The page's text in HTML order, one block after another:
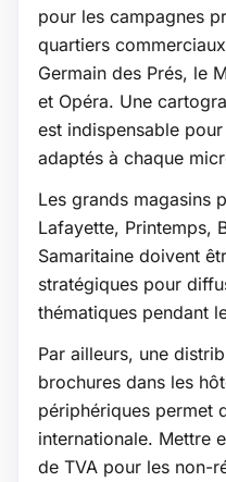
pour les campagnes
quartiers
Germain des Prés, le
et Opéra. Une
est indispensable
adaptés à chaque
Les grands magasins
Lafayette, Printemps,
Samaritaine doivent
stratégiques pour
thématiques pendant
Par ailleurs, une
brochures dans les
périphériques permet
internationale. Mettre
de TVA pour les non-